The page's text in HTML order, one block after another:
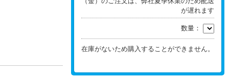
が遅れます
数量：
在庫がないため購入することができません。